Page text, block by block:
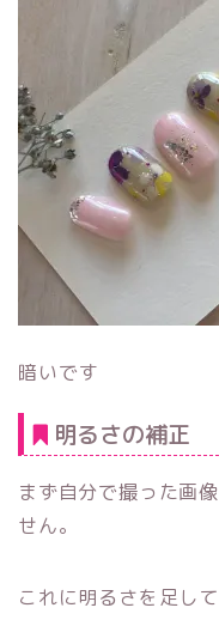
暗いです
明るさの補正
まず自分で撮った画
せん。
これに明るさを足して